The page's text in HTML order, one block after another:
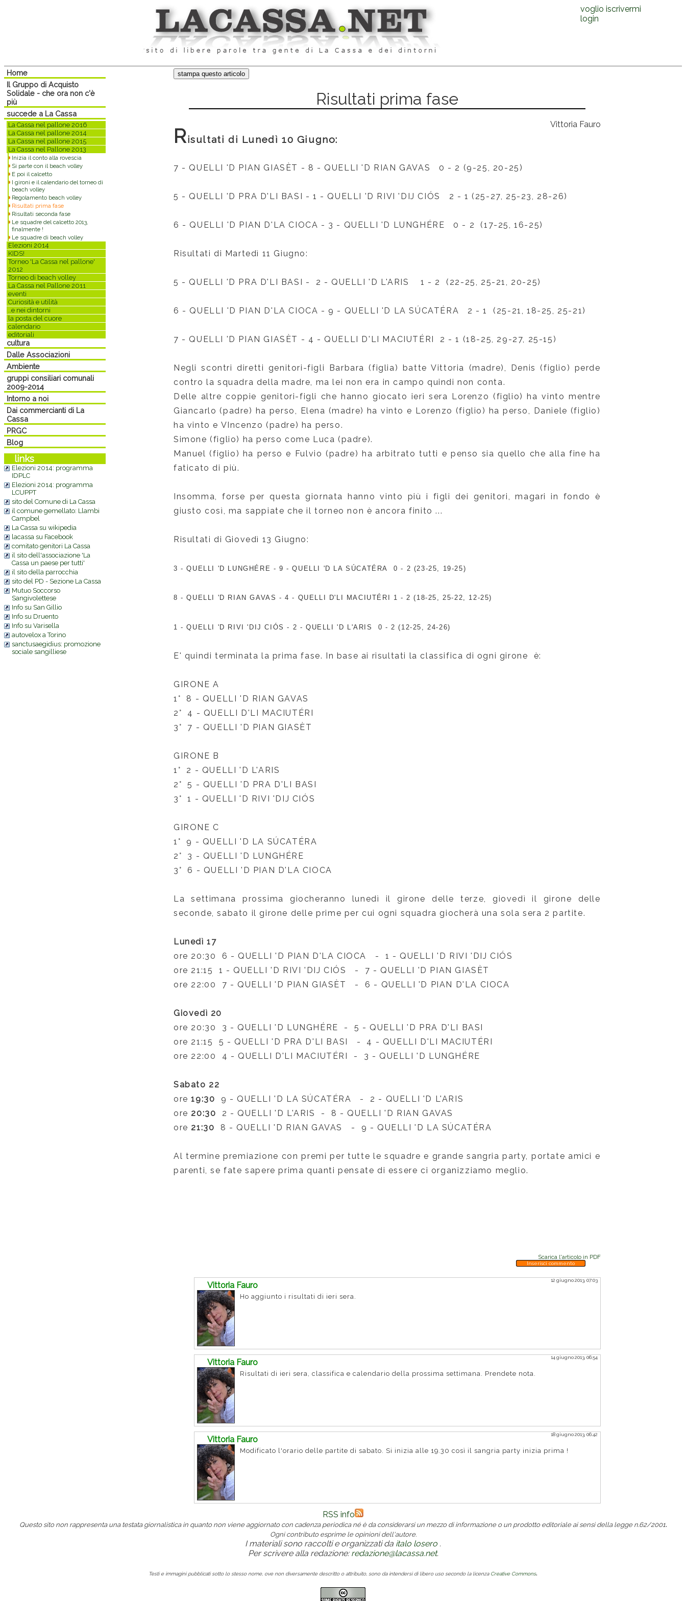
voglio iscrivermi
login
Home
Il Gruppo di Acquisto
Solidale - che ora non c'è
più
succede a La Cassa
La Cassa nel pallone 2016
La Cassa nel pallone 2014
La Cassa nel pallone 2015
La Cassa nel Pallone 2013
Inizia il conto alla rovescia
Si parte con il beach volley
E poi il calcetto
I gironi e il calendario del torneo di
beach volley
Regolamento beach volley
Risultati prima fase
Risultati seconda fase
Le squadre del calcetto 2013,
finalmente !
Le squadre di beach volley
Elezioni 2014
KIDS!
Torneo 'La Cassa nel pallone'
2012
Torneo di beach volley
La Cassa nel Pallone 2011
eventi
Curiosità e utilità
..e nei dintorni
la posta del cuore
calendario
editoriali
cultura
Dalle Associazioni
Ambiente
gruppi consiliari comunali
2009-2014
Intorno a noi
Dai commercianti di La
Cassa
PRGC
Blog
links
Elezioni 2014: programma
IDPLC
Elezioni 2014: programma
LCUPPT
sito del Comune di La Cassa
il comune gemellato: Llambi
Campbel
La Cassa su wikipedia
lacassa su Facebook
comitato genitori La Cassa
il sito dell'associazione 'La
Cassa un paese per tutti'
il sito della parrocchia
sito del PD - Sezione La Cassa
Mutuo Soccorso
Sangivolettese
Info su San Gillio
Info su Druento
Info su Varisella
autovelox a Torino
sanctusaegidius: promozione
sociale sangilliese
Risultati prima fase
Vittoria Fauro
Risultati di Lunedì 10 Giugno:
7 - QUELLI 'D PIAN GIAS ÈT - 8 - QUELLI 'D RIAN GAVAS 0 - 2 (9-25, 20-25)
5 - QUELLI 'D PRA D'LI BASI - 1 - QUELLI 'D RIVI 'DIJ CI ÓS 2 - 1 (25-27, 25-23, 28-26)
6 - QUELLI 'D PIAN D'LA CIOCA - 3 - QUELLI 'D LUNGH ÉRE 0 - 2 (17-25, 16-25)
Risultati di Martedì 11 Giugno:
5 - QUELLI 'D PRA D'LI BASI - 2 - QUELLI 'D L'ARIS 1 - 2 (22-25, 25-21, 20-25)
6 - QUELLI 'D PIAN D'LA CIOCA - 9 - QUELLI 'D LA SÚCATÉRA 2 - 1 (25-21, 18-25, 25-21)
7 - QUELLI 'D PIAN GIAS ÈT - 4 - QUELLI D'LI MACIUT ÉRI 2 - 1 (18-25, 29-27, 25-15)
Negli scontri diretti genitori-figli Barbara (figlia) batte Vittoria (madre), Denis (figlio) perde
contro la squadra della madre, ma lei non era in campo quindi non conta.
Delle altre coppie genitori-figli che hanno giocato ieri sera Lorenzo (figlio) ha vinto mentre
Giancarlo (padre) ha perso, Elena (madre) ha vinto e Lorenzo (figlio) ha perso, Daniele (figlio)
ha vinto e VIncenzo (padre) ha perso.
Simone (figlio) ha perso come Luca (padre).
Manuel (figlio) ha perso e Fulvio (padre) ha arbitrato tutti e penso sia quello che alla fine ha
faticato di più.
Insomma, forse per questa giornata hanno vinto più i figli dei genitori, magari in fondo è
giusto così, ma sappiate che il torneo non è ancora finito ...
Risultati di Giovedì 13 Giugno:
3 -QUELLI 'D LUNGH É RE - 9 -QUELLI 'D LA S ÚCAT É RA 0 - 2 (23-25, 19-25)
8 -QUELLI 'D RIAN GAVAS -4 - QUELLI D'LI MACIUT É RI 1 - 2 (18-25, 25-22, 12-25)
1 -QUELLI 'D RIVI 'DIJ CI ÓS - 2 -QUELLI 'D L'ARIS 0 - 2 (12-25, 24-26)
E' quindi terminata la prima fase. In base ai risultati la classifica di ogni girone è:
GIRONE A
1° 8 - QUELLI 'D RIAN GAVAS
2° 4 - QUELLI D'LI MACIUT ÉRI
3° 7 - QUELLI 'D PIAN GIASÈT
GIRONE B
1° 2 - QUELLI 'D L'ARIS
2°5 - QUELLI 'D PRA D'LI BASI
3°1 - QUELLI 'D RIVI 'DIJ CI ÓS
GIRONE C
1° 9 - QUELLI 'D LA SÚCAT ÉRA
2° 3 - QUELLI 'D LUNGH ÉRE
3° 6 - QUELLI 'D PIAN D'LA CIOCA
La settimana prossima giocheranno lunedì il girone delle terze, giovedì il girone delle
seconde, sabato il girone delle prime per cui ogni squadra giocherà una sola sera 2 partite.
Lunedì 17
ore 20:30 6 - QUELLI 'D PIAN D'LA CIOCA - 1 - QUELLI 'D RIVI 'DIJ CIÓS
ore 21:15 1 - QUELLI 'D RIVI 'DIJ CIÓS - 7 - QUELLI 'D PIAN GIAS ÈT
ore 22:00 7 - QUELLI 'D PIAN GIASÈT - 6 - QUELLI 'D PIAN D'LA CIOCA
Giovedì 20
ore 20:30 3 - QUELLI 'D LUNGH ÉRE - 5 - QUELLI 'D PRA D'LI BASI
ore 21:15 5 - QUELLI 'D PRA D'LI BASI - 4 - QUELLI D'LI MACIUT ÉRI
ore 22:00 4 - QUELLI D'LI MACIUT ÉRI - 3 - QUELLI 'D LUNGH ÉRE
Sabato 22
ore19:30 9 - QUELLI 'D LA SÚCAT ÉRA - 2 - QUELLI 'D L'ARIS
ore 20:30 2 - QUELLI 'D L'ARIS - 8 - QUELLI 'D RIAN GAVAS
ore 21:30 8 - QUELLI 'D RIAN GAVAS - 9 - QUELLI 'D LA SÚCAT ÉRA
Al termine premiazione con premi per tutte le squadre e grande sangria party, portate amici e
parenti, se fate sapere prima quanti pensate di essere ci organizziamo meglio.
Scarica l'articolo in PDF
Inserisci commento
Vittoria Fauro
12 giugno 2013, 07:03
Ho aggiunto i risultati di ieri sera.
Vittoria Fauro
14 giugno 2013, 06:54
Risultati di ieri sera, classifica e calendario della prossima settimana. Prendete nota.
Vittoria Fauro
18 giugno 2013, 06:42
Modificato l'orario delle partite di sabato. Si inizia alle 19.30 così il sangria party inizia prima !
RSS info
Questo sito non rappresenta una testata giornalistica in quanto non viene aggiornato con cadenza periodica né è da considerarsi un mezzo di informazione o un prodotto editoriale ai sensi della legge n.62/2001.
Ogni contributo esprime le opinioni dell'autore.
I materiali sono raccolti e organizzati da italo losero .
Per scrivere alla redazione: redazione@lacassa.net.
Testi e immagini pubblicati sotto lo stesso nome, ove non diversamente descritto o attribuito, sono da intendersi di libero uso secondo la licenza Creative Commons.